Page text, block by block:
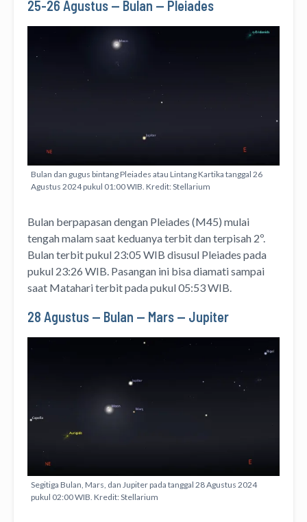
25-26 Agustus — Bulan — Pleiades
Bulan dan gugus bintang Pleiades atau Lintang Kartika tanggal 26
Agustus 2024 pukul 01:00 WIB. Kredit: Stellarium
Bulan berpapasan dengan Pleiades (M45) mulai
tengah malam saat keduanya terbit dan terpisah 2º.
Bulan terbit pukul 23:05 WIB disusul Pleiades pada
pukul 23:26 WIB. Pasangan ini bisa diamati sampai
saat Matahari terbit pada pukul 05:53 WIB.
28 Agustus — Bulan — Mars — Jupiter
Segitiga Bulan, Mars, dan Jupiter pada tanggal 28 Agustus 2024
pukul 02:00 WIB. Kredit: Stellarium